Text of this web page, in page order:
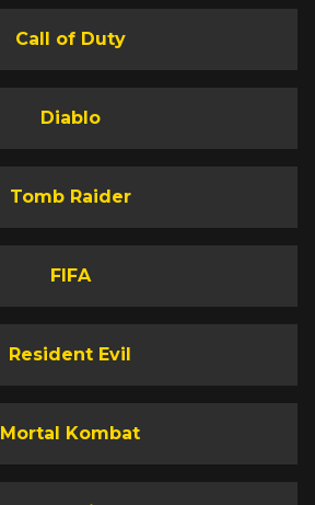
Call of Duty
Diablo
Tomb Raider
FIFA
Resident Evil
Mortal Kombat